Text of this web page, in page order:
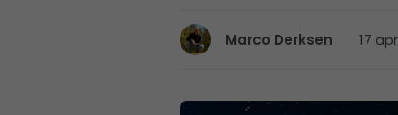
Marco Derksen 17